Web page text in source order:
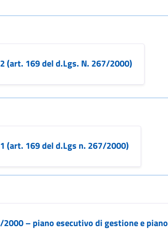
(art. 169 del d.Lgs. N. 267/2000)
(art. 169 del d.Lgs n. 267/2000)
– piano esecutivo di gestione e